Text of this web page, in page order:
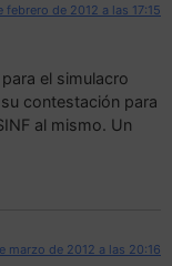
febrero de 2012 a las 17:15
el simulacro
contestación para
al mismo. Un
marzo de 2012 a las 20:16